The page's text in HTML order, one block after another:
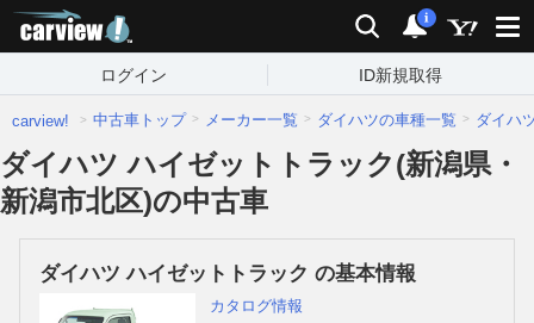
検索 通知
i
ログイン ID新規取得
carview! 中古車トップ メーカー一覧 ダイハツの車種一覧 ダイハ
ダイハツ ハイゼットトラック(新潟県・
新潟市北区)の中古車
ダイハツ ハイゼットトラック の基本情報
カタログ情報